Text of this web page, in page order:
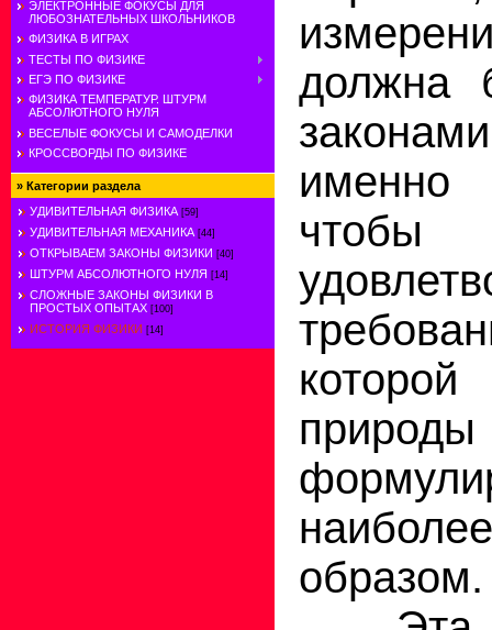
ЭЛЕКТРОННЫЕ ФОКУСЫ ДЛЯ
ЛЮБОЗНАТЕЛЬНЫХ ШКОЛЬНИКОВ
ФИЗИКА В ИГРАХ
ТЕСТЫ ПО ФИЗИКЕ
ЕГЭ ПО ФИЗИКЕ
ФИЗИКА ТЕМПЕРАТУР. ШТУРМ
АБСОЛЮТНОГО НУЛЯ
ВЕСЕЛЫЕ ФОКУСЫ И САМОДЕЛКИ
КРОССВОРДЫ ПО ФИЗИКЕ
» Категории раздела
УДИВИТЕЛЬНАЯ ФИЗИКА [59]
УДИВИТЕЛЬНАЯ МЕХАНИКА [44]
ОТКРЫВАЕМ ЗАКОНЫ ФИЗИКИ [40]
ШТУРМ АБСОЛЮТНОГО НУЛЯ [14]
СЛОЖНЫЕ ЗАКОНЫ ФИЗИКИ В
ПРОСТЫХ ОПЫТАХ [100]
ИСТОРИЯ ФИЗИКИ [14]
должна
именно
образом.